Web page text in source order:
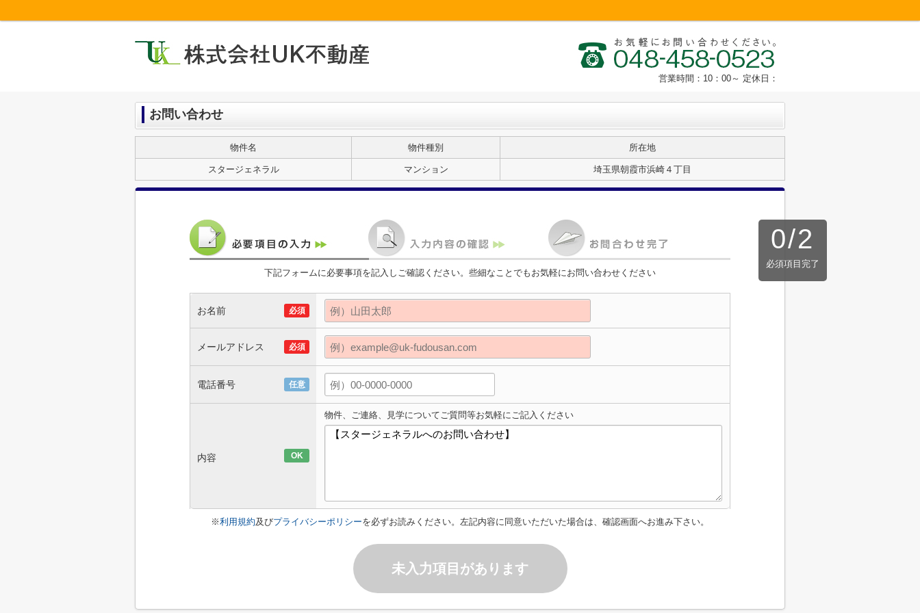
営業時間：10：00～ 定休日：
お問い合わせ
物件名 物件種別 所在地
スタージェネラル マンション 埼玉県朝霞市浜崎４丁目
0/2
必須項目完了
下記フォームに必要事項を記入しご確認ください。些細なことでもお気軽にお問い合わせください
お名前 必須
メールアドレス 必須
電話番号 任意
内容 OK
物件、ご連絡、見学についてご質問等お気軽にご記入ください
※利用規約及びプライバシーポリシーを必ずお読みください。左記内容に同意いただいた場合は、確認画面へお進み下さい。
未入力項目があります